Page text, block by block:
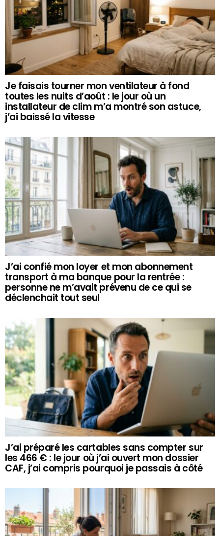
Je faisais tourner mon ventilateur à fond
toutes les nuits d’août : le jour où un
installateur de clim m’a montré son astuce,
j’ai baissé la vitesse
J’ai confié mon loyer et mon abonnement
transport à ma banque pour la rentrée :
personne ne m’avait prévenu de ce qui se
déclenchait tout seul
J’ai préparé les cartables sans compter sur
les 466 € : le jour où j’ai ouvert mon dossier
CAF, j’ai compris pourquoi je passais à côté